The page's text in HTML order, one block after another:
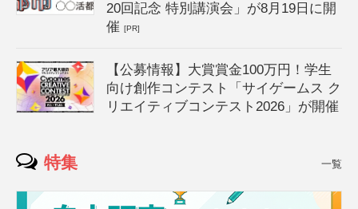
20回記念 特別講演会」が8月19日に開
催[PR]
【公募情報】大賞賞金100万円！学生
向け創作コンテスト「サイゲームス ク
リエイティブコンテスト2026」が開催
特集 一覧